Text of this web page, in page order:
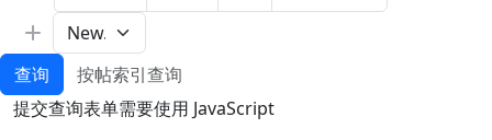
查询
按帖索引查询
提交查询表单需要使用 JavaScript